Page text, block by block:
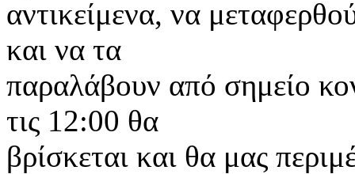
αντικείμενα, να
και να τα
παραλάβουν από σημείο
τις 12:00 θα
βρίσκεται και θα μας